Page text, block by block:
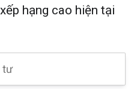
hạng cao hiện tại